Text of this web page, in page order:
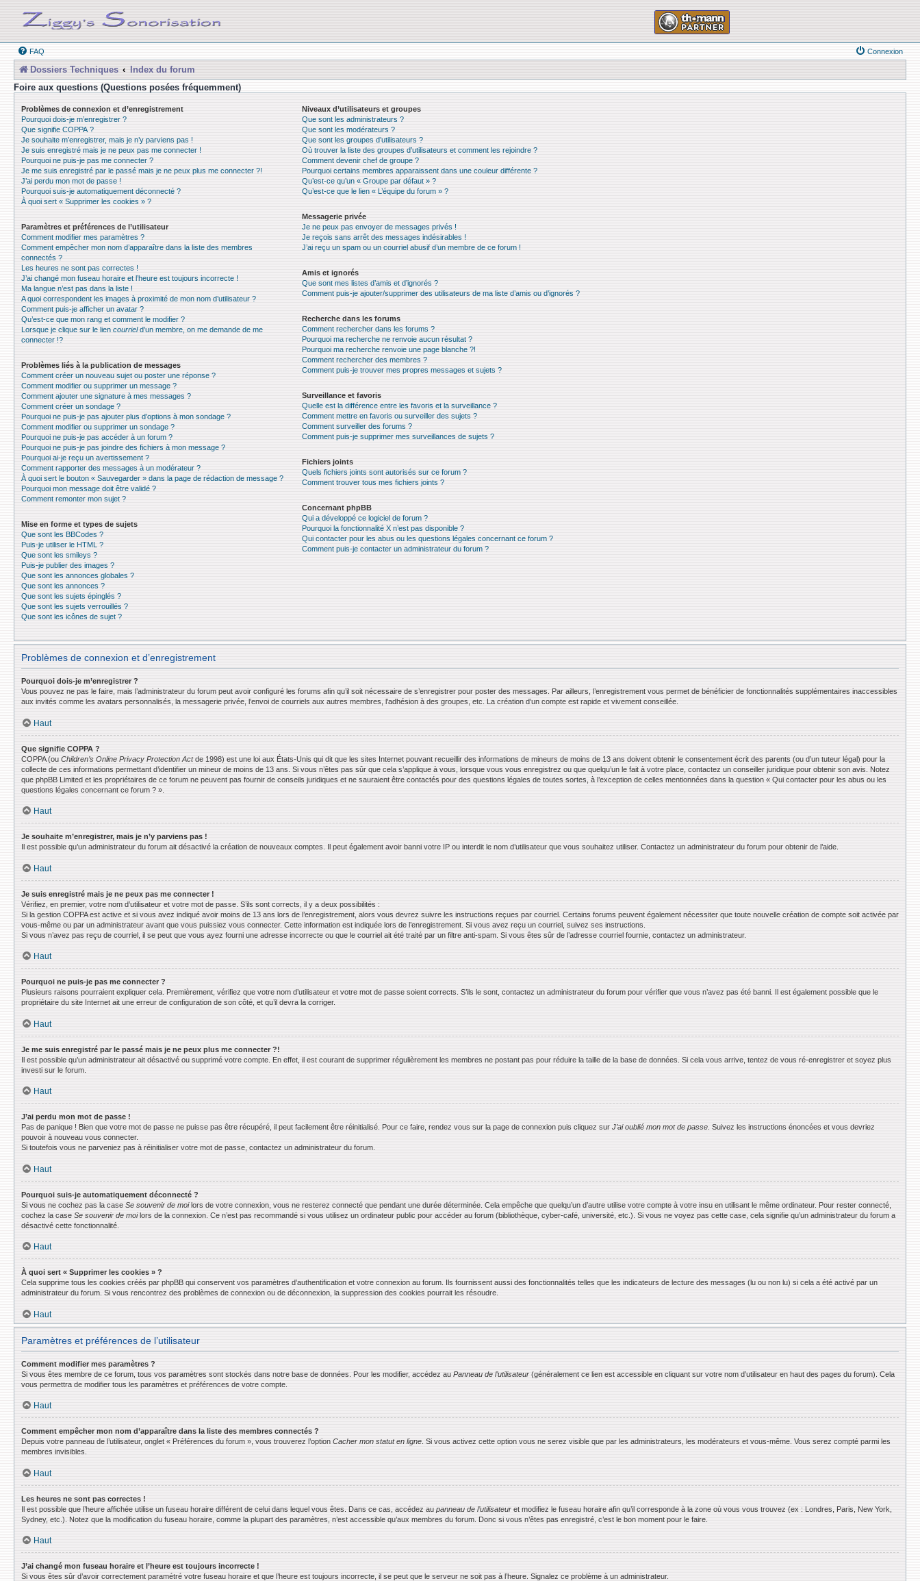
FAQ Connexion
Dossiers Techniques
Index du forum
Foire aux questions (Questions posées fréquemment)
Problèmes de connexion et d’enregistrement
Pourquoi dois-je m’enregistrer ?
Que signifie COPPA ?
Je souhaite m’enregistrer, mais je n’y parviens pas !
Je suis enregistré mais je ne peux pas me connecter !
Pourquoi ne puis-je pas me connecter ?
Je me suis enregistré par le passé mais je ne peux plus me connecter ?!
J’ai perdu mon mot de passe !
Pourquoi suis-je automatiquement déconnecté ?
À quoi sert « Supprimer les cookies » ?
Paramètres et préférences de l’utilisateur
Comment modifier mes paramètres ?
Comment empêcher mon nom d’apparaître dans la liste des membres
connectés ?
Les heures ne sont pas correctes !
J’ai changé mon fuseau horaire et l’heure est toujours incorrecte !
Ma langue n’est pas dans la liste !
A quoi correspondent les images à proximité de mon nom d’utilisateur ?
Comment puis-je afficher un avatar ?
Qu’est-ce que mon rang et comment le modifier ?
Lorsque je clique sur le lien courrield’un membre, on me demande de me
connecter !?
Problèmes liés à la publication de messages
Comment créer un nouveau sujet ou poster une réponse ?
Comment modifier ou supprimer un message ?
Comment ajouter une signature à mes messages ?
Comment créer un sondage ?
Pourquoi ne puis-je pas ajouter plus d’options à mon sondage ?
Comment modifier ou supprimer un sondage ?
Pourquoi ne puis-je pas accéder à un forum ?
Pourquoi ne puis-je pas joindre des fichiers à mon message ?
Pourquoi ai-je reçu un avertissement ?
Comment rapporter des messages à un modérateur ?
À quoi sert le bouton « Sauvegarder » dans la page de rédaction de message ?
Pourquoi mon message doit être validé ?
Comment remonter mon sujet ?
Mise en forme et types de sujets
Que sont les BBCodes ?
Puis-je utiliser le HTML ?
Que sont les smileys ?
Puis-je publier des images ?
Que sont les annonces globales ?
Que sont les annonces ?
Que sont les sujets épinglés ?
Que sont les sujets verrouillés ?
Que sont les icônes de sujet ?
Niveaux d’utilisateurs et groupes
Que sont les administrateurs ?
Que sont les modérateurs ?
Que sont les groupes d’utilisateurs ?
Où trouver la liste des groupes d’utilisateurs et comment les rejoindre ?
Comment devenir chef de groupe ?
Pourquoi certains membres apparaissent dans une couleur différente ?
Qu’est-ce qu’un « Groupe par défaut » ?
Qu’est-ce que le lien « L’équipe du forum » ?
Messagerie privée
Je ne peux pas envoyer de messages privés !
Je reçois sans arrêt des messages indésirables !
J’ai reçu un spam ou un courriel abusif d’un membre de ce forum !
Amis et ignorés
Que sont mes listes d’amis et d’ignorés ?
Comment puis-je ajouter/supprimer des utilisateurs de ma liste d’amis ou d’ignorés ?
Recherche dans les forums
Comment rechercher dans les forums ?
Pourquoi ma recherche ne renvoie aucun résultat ?
Pourquoi ma recherche renvoie une page blanche ?!
Comment rechercher des membres ?
Comment puis-je trouver mes propres messages et sujets ?
Surveillance et favoris
Quelle est la différence entre les favoris et la surveillance ?
Comment mettre en favoris ou surveiller des sujets ?
Comment surveiller des forums ?
Comment puis-je supprimer mes surveillances de sujets ?
Fichiers joints
Quels fichiers joints sont autorisés sur ce forum ?
Comment trouver tous mes fichiers joints ?
Concernant phpBB
Qui a développé ce logiciel de forum ?
Pourquoi la fonctionnalité X n’est pas disponible ?
Qui contacter pour les abus ou les questions légales concernant ce forum ?
Comment puis-je contacter un administrateur du forum ?
Problèmes de connexion et d’enregistrement
Pourquoi dois-je m’enregistrer ?
Vous pouvez ne pas le faire, mais l’administrateur du forum peut avoir configuré les forums afin qu’il soit nécessaire de s’enregistrer pour poster des messages. Par ailleurs, l’enregistrement vous permet de bénéficier de fonctionnalités supplémentaires inaccessibles
aux invités comme les avatars personnalisés, la messagerie privée, l’envoi de courriels aux autres membres, l’adhésion à des groupes, etc. La création d’un compte est rapide et vivement conseillée.
Haut
Que signifie COPPA ?
COPPA (ou Children’s Online Privacy Protection Actde 1998) est une loi aux États-Unis qui dit que les sites Internet pouvant recueillir des informations de mineurs de moins de 13 ans doivent obtenir le consentement écrit des parents (ou d’un tuteur légal) pour la
collecte de ces informations permettant d’identifier un mineur de moins de 13 ans. Si vous n’êtes pas sûr que cela s’applique à vous, lorsque vous vous enregistrez ou que quelqu’un le fait à votre place, contactez un conseiller juridique pour obtenir son avis. Notez
que phpBB Limited et les propriétaires de ce forum ne peuvent pas fournir de conseils juridiques et ne sauraient être contactés pour des questions légales de toutes sortes, à l’exception de celles mentionnées dans la question « Qui contacter pour les abus ou les
questions légales concernant ce forum ? ».
Haut
Je souhaite m’enregistrer, mais je n’y parviens pas !
Il est possible qu’un administrateur du forum ait désactivé la création de nouveaux comptes. Il peut également avoir banni votre IP ou interdit le nom d’utilisateur que vous souhaitez utiliser. Contactez un administrateur du forum pour obtenir de l’aide.
Haut
Je suis enregistré mais je ne peux pas me connecter !
Vérifiez, en premier, votre nom d’utilisateur et votre mot de passe. S’ils sont corrects, il y a deux possibilités :
Si la gestion COPPA est active et si vous avez indiqué avoir moins de 13 ans lors de l’enregistrement, alors vous devrez suivre les instructions reçues par courriel. Certains forums peuvent également nécessiter que toute nouvelle création de compte soit activée par
vous-même ou par un administrateur avant que vous puissiez vous connecter. Cette information est indiquée lors de l’enregistrement. Si vous avez reçu un courriel, suivez ses instructions.
Si vous n’avez pas reçu de courriel, il se peut que vous ayez fourni une adresse incorrecte ou que le courriel ait été traité par un filtre anti-spam. Si vous êtes sûr de l’adresse courriel fournie, contactez un administrateur.
Haut
Pourquoi ne puis-je pas me connecter ?
Plusieurs raisons pourraient expliquer cela. Premièrement, vérifiez que votre nom d’utilisateur et votre mot de passe soient corrects. S’ils le sont, contactez un administrateur du forum pour vérifier que vous n’avez pas été banni. Il est également possible que le
propriétaire du site Internet ait une erreur de configuration de son côté, et qu’il devra la corriger.
Haut
Je me suis enregistré par le passé mais je ne peux plus me connecter ?!
Il est possible qu’un administrateur ait désactivé ou supprimé votre compte. En effet, il est courant de supprimer régulièrement les membres ne postant pas pour réduire la taille de la base de données. Si cela vous arrive, tentez de vous ré-enregistrer et soyez plus
investi sur le forum.
Haut
J’ai perdu mon mot de passe !
Pas de panique ! Bien que votre mot de passe ne puisse pas être récupéré, il peut facilement être réinitialisé. Pour ce faire, rendez vous sur la page de connexion puis cliquez sur J’ai oublié mon mot de passe . Suivez les instructions énoncées et vous devriez
pouvoir à nouveau vous connecter.
Si toutefois vous ne parveniez pas à réinitialiser votre mot de passe, contactez un administrateur du forum.
Haut
Pourquoi suis-je automatiquement déconnecté ?
Si vous ne cochez pas la case Se souvenir de moilors de votre connexion, vous ne resterez connecté que pendant une durée déterminée. Cela empêche que quelqu’un d’autre utilise votre compte à votre insu en utilisant le même ordinateur. Pour rester connecté,
cochez la case Se souvenir de moilors de la connexion. Ce n’est pas recommandé si vous utilisez un ordinateur public pour accéder au forum (bibliothèque, cyber-café, université, etc.). Si vous ne voyez pas cette case, cela signifie qu’un administrateur du forum a
désactivé cette fonctionnalité.
Haut
À quoi sert « Supprimer les cookies » ?
Cela supprime tous les cookies créés par phpBB qui conservent vos paramètres d’authentification et votre connexion au forum. Ils fournissent aussi des fonctionnalités telles que les indicateurs de lecture des messages (lu ou non lu) si cela a été activé par un
administrateur du forum. Si vous rencontrez des problèmes de connexion ou de déconnexion, la suppression des cookies pourrait les résoudre.
Haut
Paramètres et préférences de l’utilisateur
Comment modifier mes paramètres ?
Si vous êtes membre de ce forum, tous vos paramètres sont stockés dans notre base de données. Pour les modifier, accédez au Panneau de l’utilisateur (généralement ce lien est accessible en cliquant sur votre nom d’utilisateur en haut des pages du forum). Cela
vous permettra de modifier tous les paramètres et préférences de votre compte.
Haut
Comment empêcher mon nom d’apparaître dans la liste des membres connectés ?
Depuis votre panneau de l’utilisateur, onglet « Préférences du forum », vous trouverez l’option Cacher mon statut en ligne . Si vous activez cette option vous ne serez visible que par les administrateurs, les modérateurs et vous-même. Vous serez compté parmi les
membres invisibles.
Haut
Les heures ne sont pas correctes !
Il est possible que l’heure affichée utilise un fuseau horaire différent de celui dans lequel vous êtes. Dans ce cas, accédez au panneau de l’utilisateur et modifiez le fuseau horaire afin qu’il corresponde à la zone où vous vous trouvez (ex : Londres, Paris, New York,
Sydney, etc.). Notez que la modification du fuseau horaire, comme la plupart des paramètres, n’est accessible qu’aux membres du forum. Donc si vous n’êtes pas enregistré, c’est le bon moment pour le faire.
Haut
J’ai changé mon fuseau horaire et l’heure est toujours incorrecte !
Si vous êtes sûr d’avoir correctement paramétré votre fuseau horaire et que l’heure est toujours incorrecte, il se peut que le serveur ne soit pas à l’heure. Signalez ce problème à un administrateur.